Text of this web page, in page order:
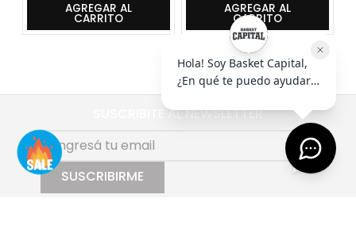
AGREGAR AL
CARRITO
AGREGAR AL
CARRITO
SUSCRIBITE AL NEWSLETTER
SUSCRIBIRME